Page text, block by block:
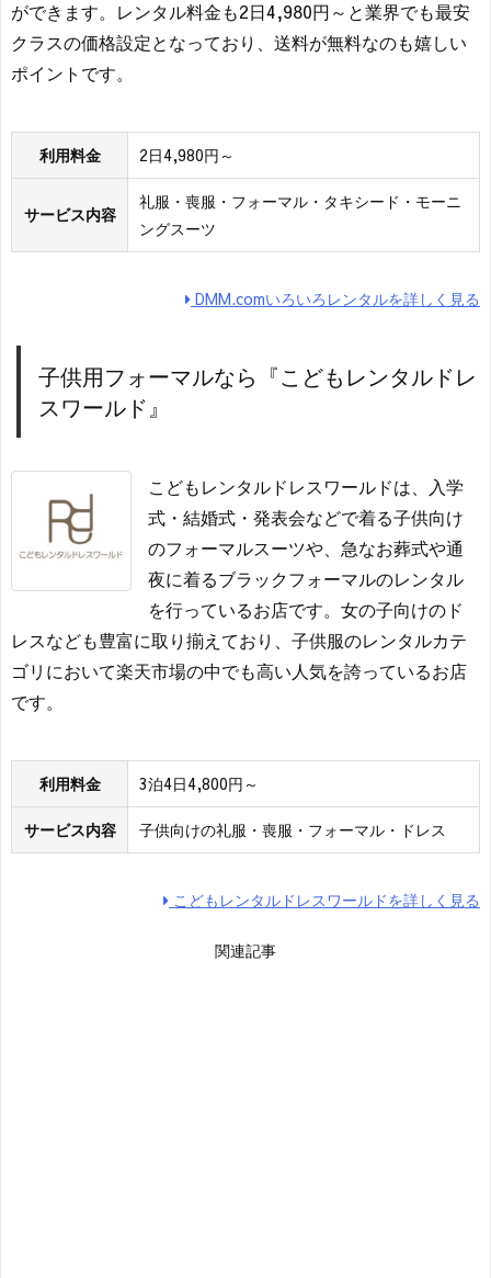
ができます。レンタル料金も2日4,980円～と業界でも最安
クラスの価格設定となっており、送料が無料なのも嬉しい
ポイントです。
利用料金 2日4,980円～
サービス内容
礼服・喪服・フォーマル・タキシード・モーニ
ングスーツ
DMM.comいろいろレンタルを詳しく見る
子供用フォーマルなら『こどもレンタルドレ
スワールド』
こどもレンタルドレスワールドは、入学
式・結婚式・発表会などで着る子供向け
のフォーマルスーツや、急なお葬式や通
夜に着るブラックフォーマルのレンタル
を行っているお店です。女の子向けのド
レスなども豊富に取り揃えており、子供服のレンタルカテ
ゴリにおいて楽天市場の中でも高い人気を誇っているお店
です。
利用料金 3泊4日4,800円～
サービス内容 子供向けの礼服・喪服・フォーマル・ドレス
こどもレンタルドレスワールドを詳しく見る
関連記事